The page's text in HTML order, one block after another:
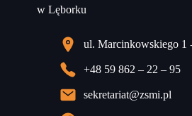
ul. Marcinkowskiego 1
+48 59 862 – 22 – 95
sekretariat@zsmi.pl